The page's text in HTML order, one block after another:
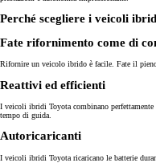
Da
MESE
Perché scegliere i veicoli
Fate rifornimento come di
Rifornire un veicolo ibrido è facile. Fate il
Reattivi ed efficienti
I veicoli ibridi Toyota combinano perfettamente
tempo di guida.
Autoricaricanti
I veicoli ibridi Toyota ricaricano le batterie